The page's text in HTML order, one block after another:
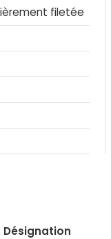
filetée
Désignation